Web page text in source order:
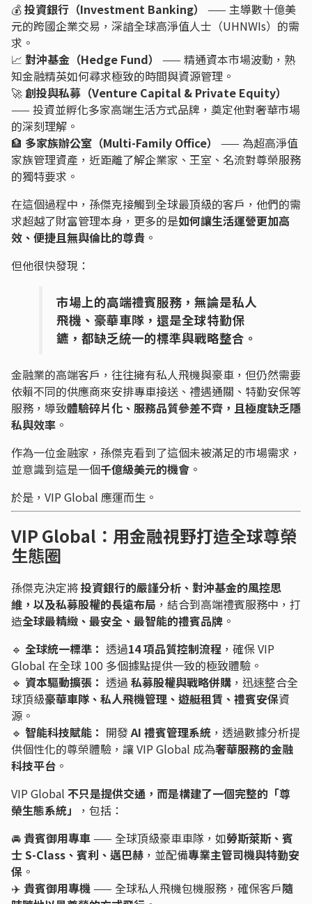
💰投資銀行（Investment Banking）
—— 主導數十億美
元的跨國企業交易，深諳全球高淨值人士（UHNWIs）的需
求。
📈 對沖基金（Hedge Fund）
—— 精通資本市場波動，熟
知金融精英如何尋求極致的時間與資源管理。
🚀創投與私募（Venture Capital & Private Equity）
—— 投資並孵化多家高端生活方式品牌，奠定他對奢華市場
的深刻理解。
🏦 多家族辦公室（Multi-Family Office）
—— 為超高淨值
家族管理資產，近距離了解企業家、王室、名流對尊榮服務
的獨特要求。
在這個過程中，孫傑克接觸到全球最頂級的客戶，他們的需
求超越了財富管理本身，更多的是如何讓生活運營更加高
效、便捷且無與倫比的尊貴 。
但他很快發現：
市場上的高端禮賓服務，無論是私人
飛機、豪華車隊，還是全球特勤保
鑣，都缺乏統一的標準與戰略整合。
金融業的高端客戶，往往擁有私人飛機與豪車，但仍然需要
依賴不同的供應商來安排專車接送、禮遇通關、特勤安保等
服務，導致體驗碎片化、服務品質參差不齊，且極度缺乏隱
私與效率 。
作為一位金融家，孫傑克看到了這個未被滿足的市場需求，
並意識到這是一個千億級美元的機會 。
於是，VIP Global 應運而生。
VIP Global：用金融視野打造全球尊榮
生態圈
孫傑克決定將投資銀行的嚴謹分析、對沖基金的風控思
維，以及私募股權的長遠布局 ，結合到高端禮賓服務中，打
造全球最精緻、最安全、最智能的禮賓品牌 。
🔹 全球統一標準： 透過14 項品質控制流程 ，確保 VIP
Global 在全球 100 多個據點提供一致的極致體驗。
🔹 資本驅動擴張： 透過 私募股權與戰略併購 ，迅速整合全
球頂級豪華車隊、私人飛機管理、遊艇租賃、禮賓安保資
源。
🔹 智能科技賦能： 開發AI 禮賓管理系統 ，透過數據分析提
供個性化的尊榮體驗，讓 VIP Global 成為奢華服務的金融
科技平台 。
VIP Global 不只是提供交通，而是構建了一個完整的「尊
榮生態系統」
，包括：
🚘貴賓御用專車—— 全球頂級豪車車隊，如勞斯萊斯、賓
士 S-Class、賓利、邁巴赫 ，並配備專業主管司機與特勤安
保 。
✈️ 貴賓御用專機—— 全球私人飛機包機服務，確保客戶隨